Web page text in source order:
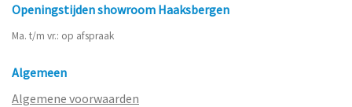
Openingstijden showroom Haaksbergen
Ma. t/m vr.: op afspraak
Algemeen
Algemene voorwaarden